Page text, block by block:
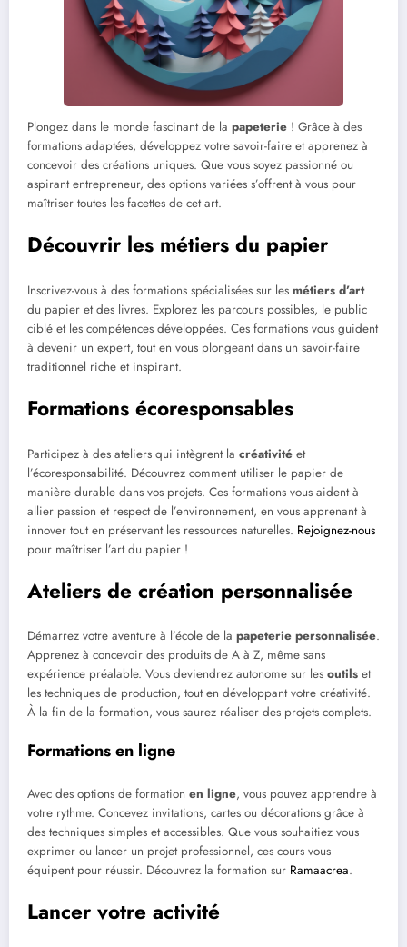
Plongez dans le monde fascinant de la papeterie ! Grâce à des
formations adaptées, développez votre savoir-faire et apprenez à
concevoir des créations uniques. Que vous soyez passionné ou
aspirant entrepreneur, des options variées s’offrent à vous pour
maîtriser toutes les facettes de cet art.
Découvrir les métiers du papier
Inscrivez-vous à des formations spécialisées sur les métiers d’art
du papier et des livres. Explorez les parcours possibles, le public
ciblé et les compétences développées. Ces formations vous guident
à devenir un expert, tout en vous plongeant dans un savoir-faire
traditionnel riche et inspirant.
Formations écoresponsables
Participez à des ateliers qui intègrent la créativité et
l’écoresponsabilité. Découvrez comment utiliser le papier de
manière durable dans vos projets. Ces formations vous aident à
allier passion et respect de l’environnement, en vous apprenant à
innover tout en préservant les ressources naturelles. Rejoignez-nous
pour maîtriser l’art du papier !
Ateliers de création personnalisée
Démarrez votre aventure à l’école de la papeterie personnalisée.
Apprenez à concevoir des produits de A à Z, même sans
expérience préalable. Vous deviendrez autonome sur les outils et
les techniques de production, tout en développant votre créativité.
À la fin de la formation, vous saurez réaliser des projets complets.
Formations en ligne
Avec des options de formation en ligne, vous pouvez apprendre à
votre rythme. Concevez invitations, cartes ou décorations grâce à
des techniques simples et accessibles. Que vous souhaitiez vous
exprimer ou lancer un projet professionnel, ces cours vous
équipent pour réussir. Découvrez la formation sur Ramaacrea.
Lancer votre activité